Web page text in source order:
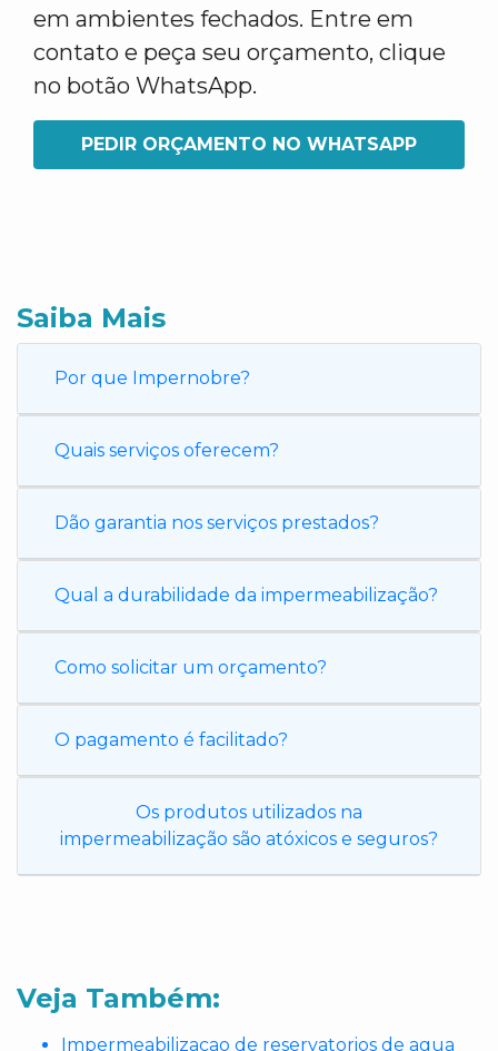
em ambientes fechados. Entre em
contato e peça seu orçamento, clique
no botão WhatsApp.
PEDIR ORÇAMENTO NO WHATSAPP
Saiba Mais
Por que Impernobre?
Quais serviços oferecem?
Dão garantia nos serviços prestados?
Qual a durabilidade da impermeabilização?
Como solicitar um orçamento?
O pagamento é facilitado?
Os produtos utilizados na
impermeabilização são atóxicos e seguros?
Veja Também:
Impermeabilizacao de reservatorios de agua